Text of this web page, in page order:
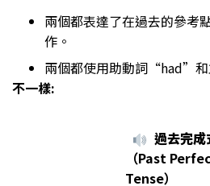
兩個都表達了在過去的參考
作。
兩個都使用助動詞“had”和
不一樣:
過去完成
（Past
Tense）